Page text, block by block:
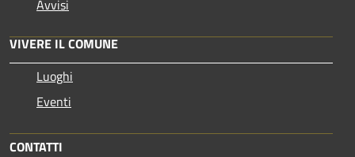
Avvisi
VIVERE IL COMUNE
Luoghi
Eventi
CONTATTI